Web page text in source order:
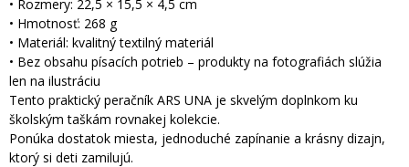
• Rozmery: 22,5 × 15,5 × 4,5 cm
• Hmotnosť: 268 g
• Materiál: kvalitný textilný materiál
• Bez obsahu písacích potrieb – produkty na fotografiách slúžia
len na ilustráciu
Tento praktický peračník ARS UNA je skvelým doplnkom ku
školským taškám rovnakej kolekcie.
Ponúka dostatok miesta, jednoduché zapínanie a krásny dizajn,
ktorý si deti zamilujú.